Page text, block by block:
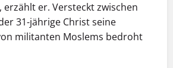
er. Versteckt zwischen
31-jährige Christ seine
militanten Moslems bedroht